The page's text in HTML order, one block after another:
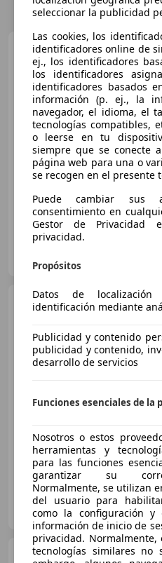
11/2024 83.170 km
Ordenador
CARPLUS SEVILLA
ES-41007 SEVILLA
Ordenador, Garantia
CAETANO FÓRMULA CANARIAS
ES-35014 LAS PALMAS DE GRAN
seleccionar la publicidad
Las cookies, los
identificadores online de
ej., los identificadores
los identificadores
identificadores basados
información (p. ej., la
navegador, el idioma, el
tecnologías compatibles,
o leerse en tu
siempre que se conecte
página web para una o
se recogen en el presente
Puede cambiar
consentimiento en
Gestor de Privacidad
privacidad.
Propósitos
Datos de
identificación mediante
Publicidad y contenido
publicidad y contenido,
desarrollo de servicios
Funciones esenciales de la
Nosotros o estos
herramientas y
para las funciones
garantizar su
Normalmente, se utilizan
del usuario para
como la configuración
información de inicio de
privacidad. Normalmente,
tecnologías similares no